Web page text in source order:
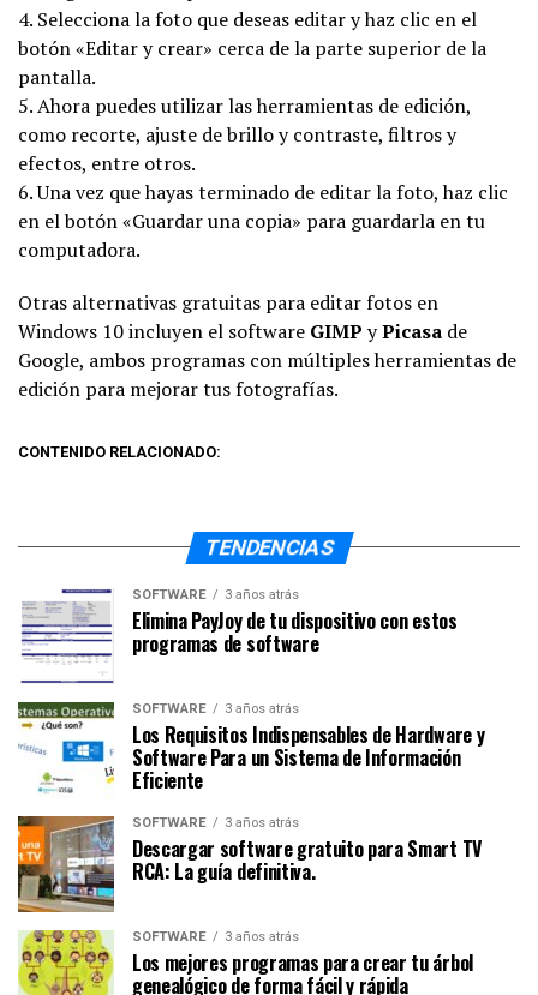
4. Selecciona la foto que deseas editar y haz clic en el
botón «Editar y crear» cerca de la parte superior de la
pantalla.
5. Ahora puedes utilizar las herramientas de edición,
como recorte, ajuste de brillo y contraste, filtros y
efectos, entre otros.
6. Una vez que hayas terminado de editar la foto, haz clic
en el botón «Guardar una copia» para guardarla en tu
computadora.
Otras alternativas gratuitas para editar fotos en
Windows 10 incluyen el software GIMP yPicasa de
Google, ambos programas con múltiples herramientas de
edición para mejorar tus fotografías.
CONTENIDO RELACIONADO:
TENDENCIAS
SOFTWARE 3 años atrás
Elimina PayJoy de tu dispositivo con estos
programas de software
SOFTWARE 3 años atrás
Los Requisitos Indispensables de Hardware y
Software Para un Sistema de Información
Eficiente
SOFTWARE 3 años atrás
Descargar software gratuito para Smart TV
RCA: La guía definitiva.
SOFTWARE 3 años atrás
Los mejores programas para crear tu árbol
genealógico de forma fácil y rápida